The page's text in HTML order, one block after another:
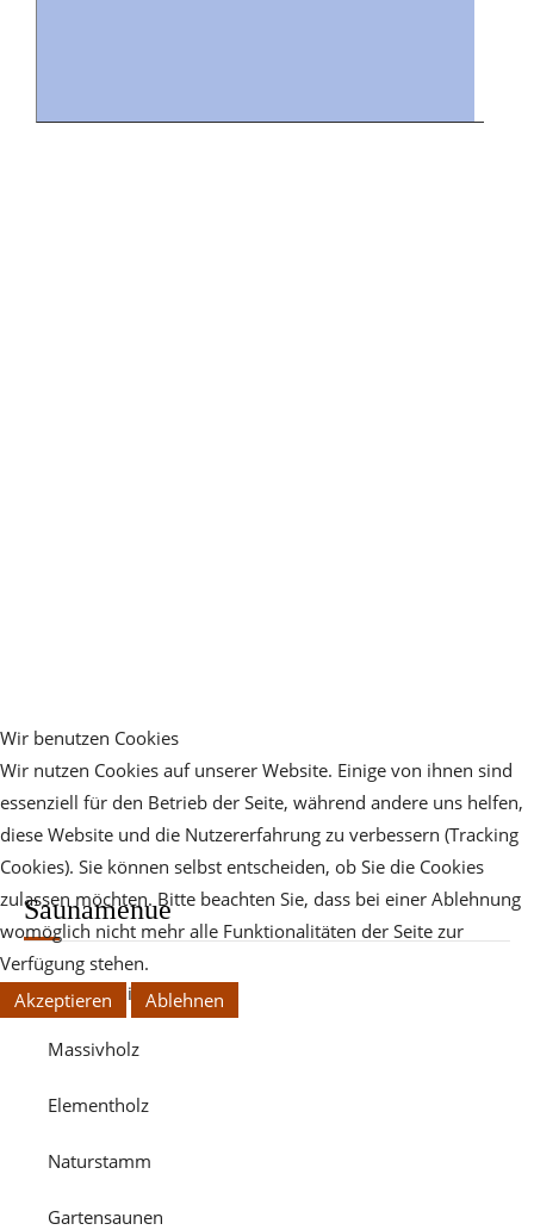
Saunamenue
Komplettliste
Massivholz
Elementholz
Naturstamm
Gartensaunen
Wir benutzen Cookies
Wir nutzen Cookies auf unserer Website. Einige von ihnen sind
essenziell für den Betrieb der Seite, während andere uns helfen,
diese Website und die Nutzererfahrung zu verbessern (Tracking
Cookies). Sie können selbst entscheiden, ob Sie die Cookies
zulassen möchten. Bitte beachten Sie, dass bei einer Ablehnung
womöglich nicht mehr alle Funktionalitäten der Seite zur
Verfügung stehen.
Akzeptieren
Ablehnen